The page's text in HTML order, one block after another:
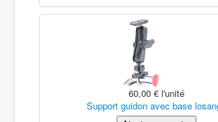
60,00 € l'unité
Support guidon avec base